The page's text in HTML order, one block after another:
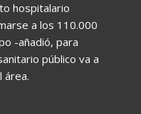
hospitalario
a los 110.000
-añadió, para
público va a
área.